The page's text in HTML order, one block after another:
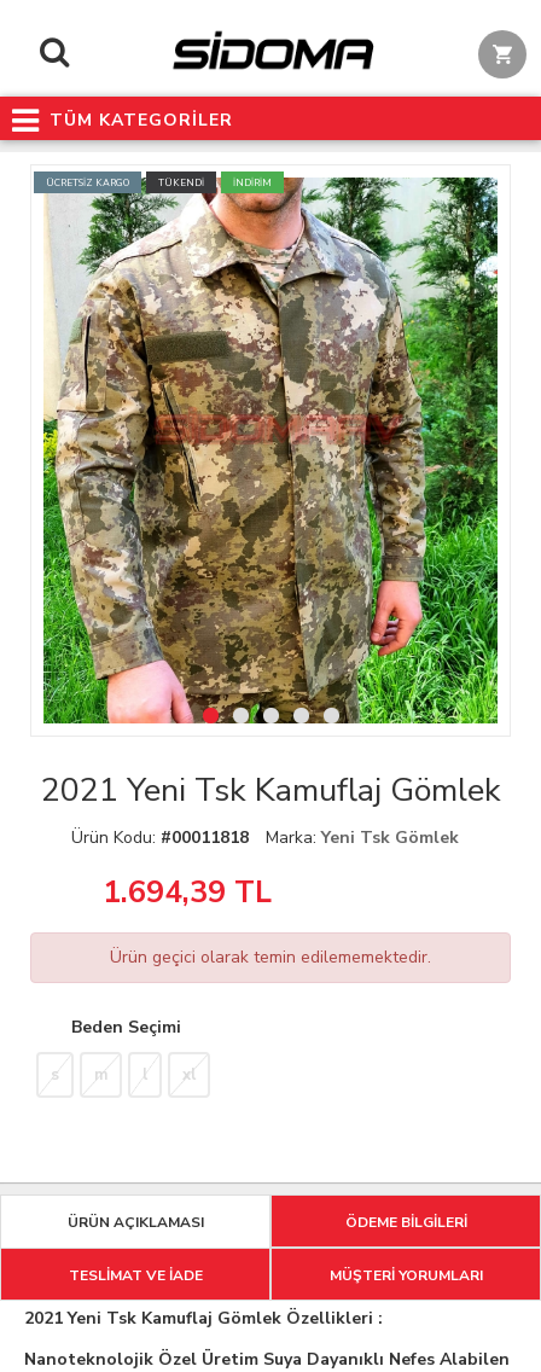
TÜM KATEGORİLER
ÜCRETSİZ KARGO TÜKENDİ İNDİRİM
2021 Yeni Tsk Kamuflaj Gömlek
Ürün Kodu: #00011818 Marka:Yeni Tsk Gömlek
1.694,39 TL
Ürün geçici olarak temin edilememektedir.
Beden Seçimi
s m l xl
ÜRÜN AÇIKLAMASI ÖDEME BİLGİLERİ
TESLİMAT VE İADE MÜŞTERİ YORUMLARI
2021 Yeni Tsk Kamuflaj Gömlek Özellikleri :
Nanoteknolojik Özel Üretim Suya Dayanıklı Nefes Alabilen